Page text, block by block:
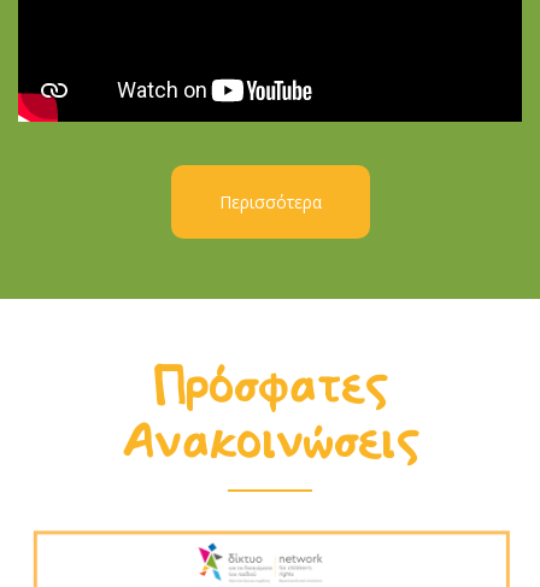
Περισσότερα
Πρόσφατες
Ανακοινώσεις